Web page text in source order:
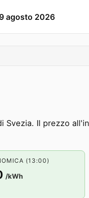
agosto 2026
Svezia. Il prezzo
(13:00)
/kWh